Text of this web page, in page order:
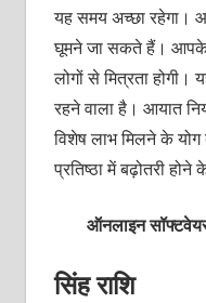
यह समय अच्छा रहेगा।
घूमने जा सकते हैं। आपके
लोगों से मित्रता
रहने वाला है। आयात
विशेष लाभ मिलने के
प्रतिष्ठा में बढ़ोतरी होने
ऑनलाइन
सिंह राशि